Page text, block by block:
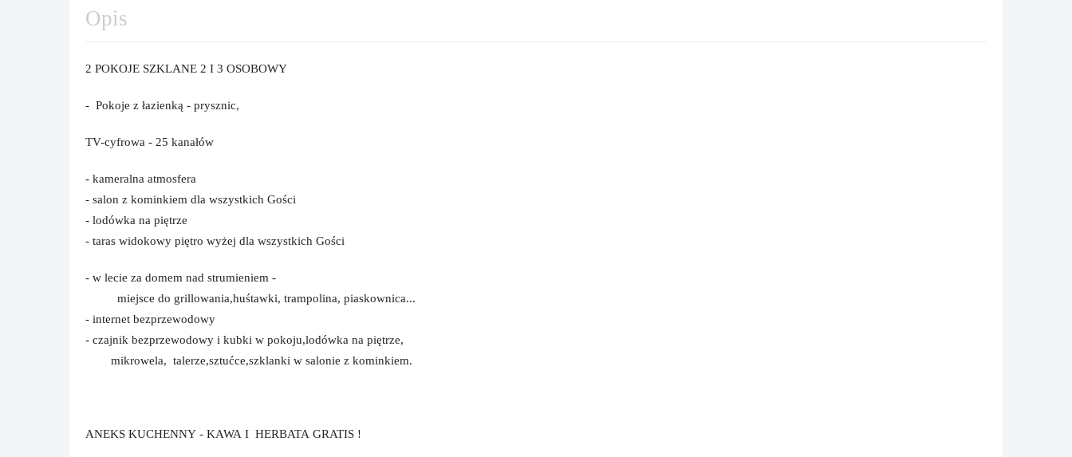
Opis
2 POKOJE SZKLANE 2 I 3 OSOBOWY
- Pokoje z łazienką - prysznic,
TV-cyfrowa - 25 kanałów
- kameralna atmosfera
- salon z kominkiem dla wszystkich Gości
- lodówka na piętrze
- taras widokowy piętro wyżej dla wszystkich Gości
- w lecie za domem nad strumieniem -
miejsce do grillowania,huśtawki, trampolina, piaskownica...
- internet bezprzewodowy
- czajnik bezprzewodowy i kubki w pokoju,lodówka na piętrze,
mikrowela, talerze,sztućce,szklanki w salonie z kominkiem.
ANEKS KUCHENNY - KAWA I HERBATA GRATIS !